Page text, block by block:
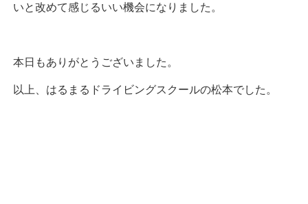
いと改めて感じるいい機会になりました。
本日もありがとうございました。
以上、はるまるドライビングスクールの松本でした。